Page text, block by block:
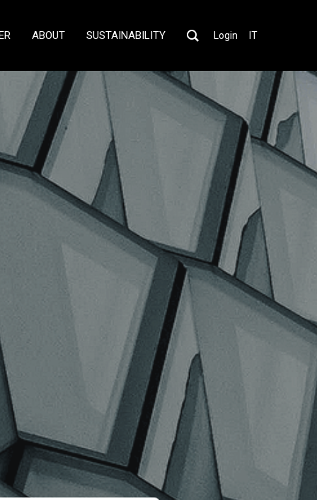
ABOUT SUSTAINABILITY Login IT